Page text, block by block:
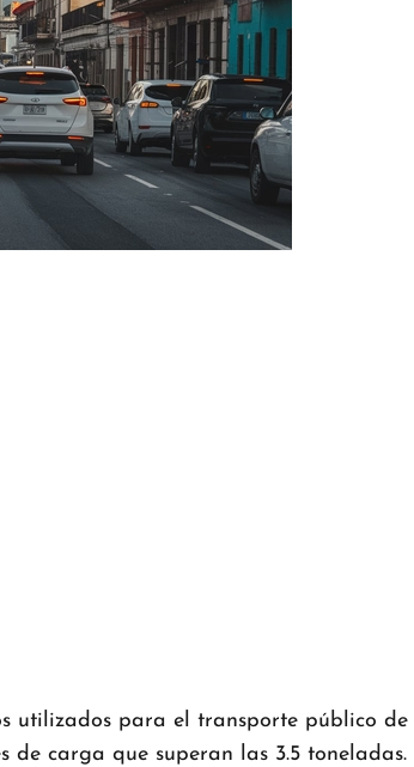
utilizados para el transporte público de
de carga que superan las 3.5 toneladas.